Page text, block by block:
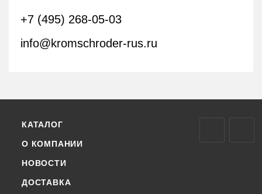
+7 (495) 268-05-03
info@kromschroder-rus.ru
КАТАЛОГ
О КОМПАНИИ
НОВОСТИ
ДОСТАВКА